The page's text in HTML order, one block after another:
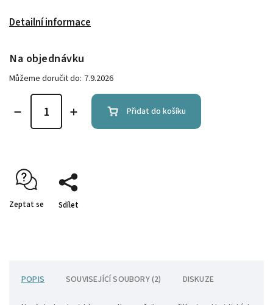
Detailní informace
Na objednávku
Můžeme doručit do: 7.9.2026
Přidat do košíku
Zeptat se Sdílet
POPIS SOUVISEJÍCÍ SOUBORY (2) DISKUZE